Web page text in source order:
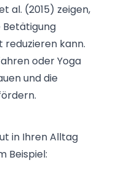
al. (2015) zeigen,
kann.
oder Yoga
und die
in Ihren Alltag
Beispiel: